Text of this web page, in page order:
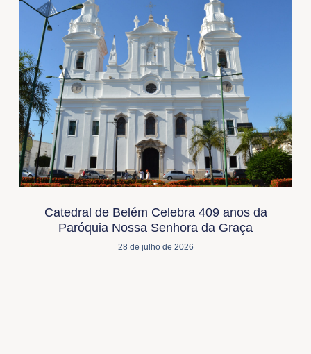
Catedral de Belém Celebra 409 anos da
Paróquia Nossa Senhora da Graça
28 de julho de 2026